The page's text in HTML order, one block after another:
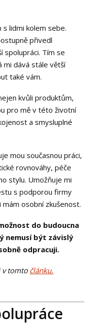
s lidmi kolem sebe.
přivedl
spolupráci. Tím se
mi dává stále větší
také vám.
kvůli produktům,
pro mě v této životní
a smysluplné
mou současnou práci,
rovnováhy, péče
stylu. Umožňuje mi
s podporou firmy
osobní zkušenost.
do budoucna
nemusí být závislý
odpracuji.
v tomtočlánku.